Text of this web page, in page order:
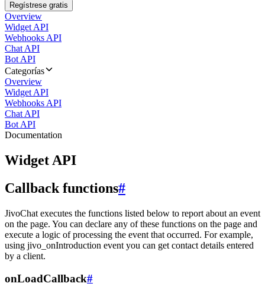
Regístrese gratis
Overview
Widget API
Webhooks API
Chat API
Bot API
Categorías
Overview
Widget API
Webhooks API
Chat API
Bot API
Documentation
Widget API
Callback functions#
JivoChat executes the functions listed below to report about an event
on the page. You can declare any of these functions on the page and
execute a logic of processing the event that occurred. For example,
using jivo_onIntroduction event you can get contact details entered
by a client.
onLoadCallback#